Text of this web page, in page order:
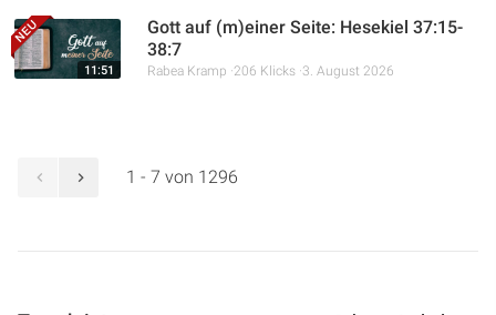
11:51
Gott auf (m)einer Seite: Hesekiel 37:15-
38:7
Rabea Kramp 206 Klicks 3. August 2026
1 - 7 von 1296